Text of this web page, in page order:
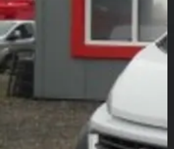
€ 24.199
v.a. € 513/mnd
Marktconform
2018 · 94.133 km · Diesel · Automaat
Autoverkoopbedrijf van der Wal·
Bekijk aanbieding →